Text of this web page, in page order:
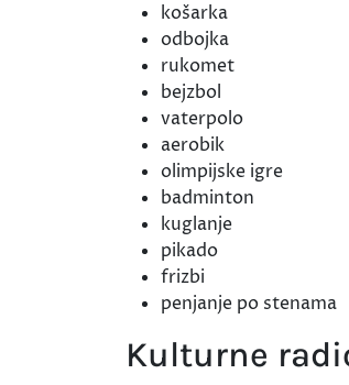
košarka
odbojka
rukomet
bejzbol
vaterpolo
aerobik
olimpijske igre
badminton
kuglanje
pikado
frizbi
penjanje po stenama
Kulturne